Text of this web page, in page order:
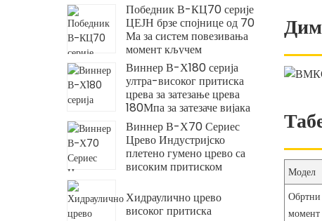
Победник В-КЦ70 серије
ЦЕЈН брзе спојнице од 70
Ма за систем повезивања
момент кључем
Виннер В-Х180 серија
ултра-високог притиска
црева за затезање црева
180Мпа за затезаче вијака
Виннер В-Х70 Сериес
Црево Индустријско
плетено гумено црево са
високим притиском
хидраулично црево за
хидраулички момент кључ
Хидраулично црево
високог притиска
Модел
Обртни
момент